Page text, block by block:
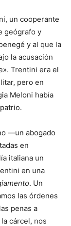
un cooperante
geógrafo y
y al que la
la acusación
Trentini era el
pero en
Meloni había
—un abogado
en
italiana un
en una
. Un
las órdenes
penas a
cárcel, nos